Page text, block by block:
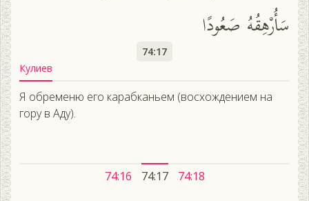
سَأُرْهِقُهُ صَعُودًا
74:17
Кулиев
Я обременю его карабканьем (восхождением на
гору в Аду).
74:16 74:17 74:18